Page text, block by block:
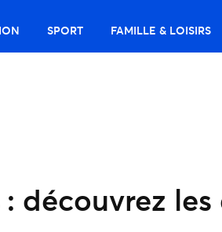
SPORT FAMILLE & LOISIRS
découvrez